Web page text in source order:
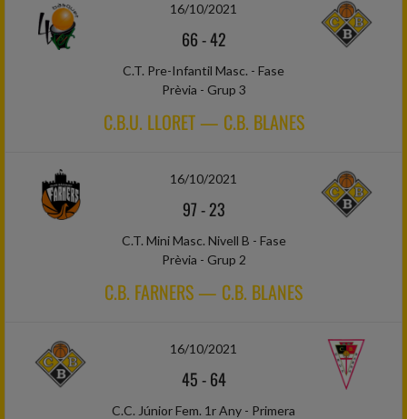
16/10/2021
66-42
C.T. Pre-Infantil Masc. - Fase
Prèvia - Grup 3
C.B.U. LLORET — C.B. BLANES
16/10/2021
97-23
C.T. Mini Masc. Nivell B - Fase
Prèvia - Grup 2
C.B. FARNERS — C.B. BLANES
16/10/2021
45-64
C.C. Júnior Fem. 1r Any - Primera